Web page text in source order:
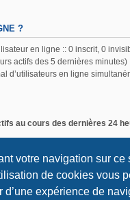
votre navigation sur ce
de cookies vous
d’une expérience de
?
en ligne :: 0 inscrit, 0
actifs des 5 dernières minutes)
d’utilisateurs en ligne
au cours des dernières 24
posts2,370• Total sujets 2,179•
estMathieu BOURGIS